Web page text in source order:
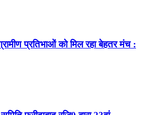
प्रतिभाओं को मिल रहा बेहतर मंच :